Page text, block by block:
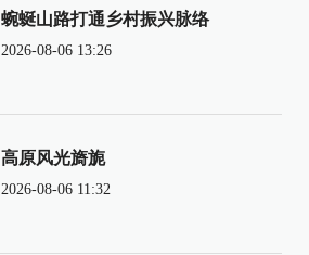
蜿蜒山路打通乡村振兴脉络
2026-08-06 13:26
高原风光旖旎
2026-08-06 11:32